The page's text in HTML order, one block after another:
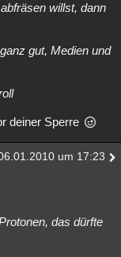
willst, dann
gut, Medien und
deiner Sperre
um 17:23
das dürfte